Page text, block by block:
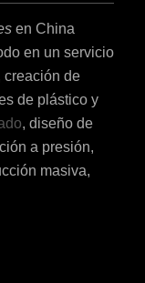
en China
en un servicio
creación de
de plástico y
, diseño de
a presión,
masiva,